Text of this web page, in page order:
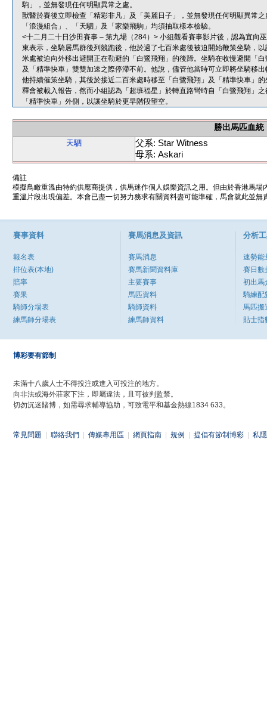
駒」，並無發現任何明顯異常之處。
獸醫於賽後立即檢查「精彩非凡」及「美麗日子」，並無發現任何明顯異常之
「浪漫組合」、「天駟」及「家樂飛駒」均須抽取樣本檢驗。
<十二月二十日沙田賽事 – 第九場（284）> 小組觀看賽事影片後，認為宜向
東表示，坐騎居馬群後列競跑後，他於過了七百米處後被迫開始鞭策坐騎，
米處被迫向外移出避開正在勒避的「白鷺飛翔」的後蹄。坐騎在收慢避開「
及「精準快車」雙雙加速之際停滯不前。他說，儘管他當時可立即將坐騎移
他持續催策坐騎，其後於接近二百米處時移至「白鷺飛翔」及「精準快車」
釋會被載入報告，然而小組認為「超班福星」於轉直路彎時自「白鷺飛翔」
「精準快車」外側，以讓坐騎於更早階段望空。
勝出馬匹血統
天駟
父系: Star Witness
母系: Askari
備註
模擬鳥瞰重溫由特約供應商提供，供馬迷作個人娛樂資訊之用。但由於香港馬
重溫片段出現偏差。本會已盡一切努力務求有關資料盡可能準確，馬會就此並
賽事資料
報名表
排位表(本地)
賠率
賽果
騎師分場表
練馬師分場表
賽馬消息及資訊
賽馬消息
賽馬新聞資料庫
主要賽事
馬匹資料
騎師資料
練馬師資料
分析
速勢能
賽日數
初出馬
騎練配
馬匹搬
貼士指
博彩要有節制
未滿十八歲人士不得投注或進入可投注的地方。
向非法或海外莊家下注，即屬違法，且可被判監禁。
切勿沉迷賭博，如需尋求輔導協助，可致電平和基金熱線1834 633。
常見問題 聯絡我們 傳媒專用區 網頁指南 規例 提倡有節制博彩 私